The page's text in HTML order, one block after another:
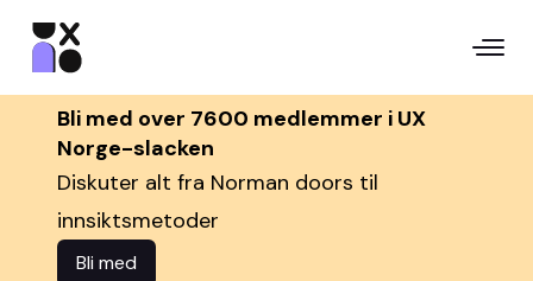
Bli med over 7600 medlemmer i UX
Norge-slacken
Diskuter alt fra Norman doors til
innsiktsmetoder
Bli med